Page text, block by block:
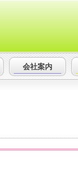
会社案内